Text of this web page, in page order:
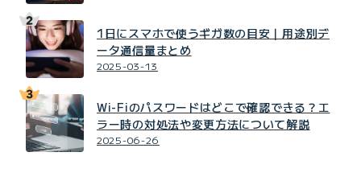
1日にスマホで使うギガ数の目安｜用途別デ
ータ通信量まとめ
2025-03-13
Wi-Fiのパスワードはどこで確認できる？エ
ラー時の対処法や変更方法について解説
2025-06-26